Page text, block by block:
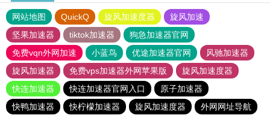
网站地图 QuickQ 旋风加速度器
旋风加速
坚果加速器
tiktok加速器
狗急加速器官网
免费vqn外网加速
小蓝鸟 优途加速器官网
风驰加速器
旋风加速器
免费vps加速器外网苹果版
旋风加速度器
快连加速器
快连加速器官网入口
原子加速器
快鸭加速器
快柠檬加速器 旋风加速度器
外网网址导航